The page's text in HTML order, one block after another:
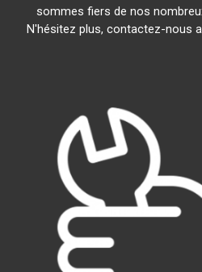
sommes fiers de nos
N'hésitez plus, contactez-nous